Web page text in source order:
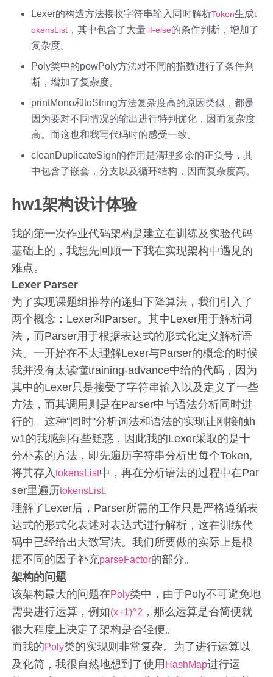
Lexer的构造方法接收字符串输入同时解析Token生成t
okensList ，其中包含了大量 if-else的条件判断，增加了
复杂度。
Poly类中的powPoly方法对不同的指数进行了条件判
断，增加了复杂度。
printMono和toString方法复杂度高的原因类似，都是
因为要对不同情况的输出进行特判优化，因而复杂度
高。而这也和我写代码时的感受一致。
cleanDuplicateSign的作用是清理多余的正负号，其
中包含了嵌套，分支以及循环结构，因而复杂度高。
hw1架构设计体验
我的第一次作业代码架构是建立在训练及实验代码
基础上的，我想先回顾一下我在实现架构中遇见的
难点。
Lexer Parser
为了实现课题组推荐的递归下降算法，我们引入了
两个概念：Lexer和Parser。其中Lexer用于解析词
法，而Parser用于根据表达式的形式化定义解析语
法。一开始在不太理解Lexer与Parser的概念的时候
我并没有太读懂training-advance中给的代码，因为
其中的Lexer只是接受了字符串输入以及定义了一些
方法，而其调用则是在Parser中与语法分析同时进
行的。这种"同时"分析词法和语法的实现让刚接触h
w1的我感到有些疑惑，因此我的Lexer采取的是十
分朴素的方法，即先遍历字符串分析出每个Token,
将其存入tokensList中，再在分析语法的过程中在Par
ser里遍历tokensList.
理解了Lexer后，Parser所需的工作只是严格遵循表
达式的形式化表述对表达式进行解析，这在训练代
码中已经给出大致写法。我们所要做的实际上是根
据不同的因子补充parseFactor的部分。
架构的问题
该架构最大的问题在Poly类中，由于Poly不可避免地
需要进行运算，例如(x+1)^2 ，那么运算是否简便就
很大程度上决定了架构是否轻便。
而我的Poly类的实现则非常复杂。为了进行运算以
及化简，我很自然地想到了使用 HashMap进行运